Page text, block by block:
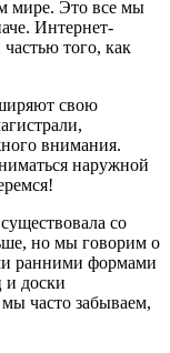
мире. Это все мы
Интернет-
того, как
свою
внимания.
наружной
со
но мы говорим о
ранними формами
и доски
часто забываем,